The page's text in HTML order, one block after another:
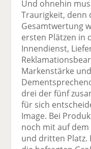
Und ohnehin
Traurigkeit, denn
Gesamtwertung
ersten Plätzen in
Innendienst,
Markenstärke
drei der fünf
für sich
Image. Bei
noch mit auf
und dritten Platz.